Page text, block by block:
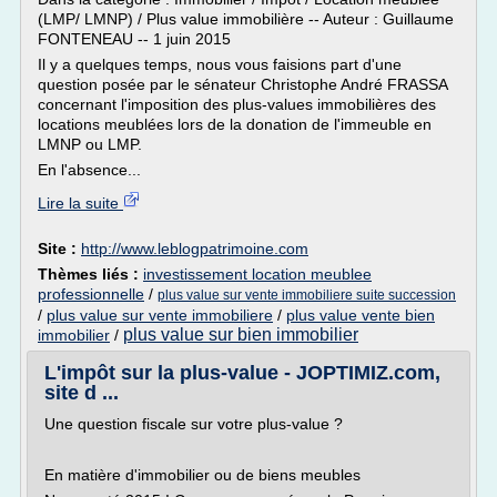
(LMP/ LMNP) / Plus value immobilière -- Auteur : Guillaume
FONTENEAU -- 1 juin 2015
Il y a quelques temps, nous vous faisions part d'une
question posée par le sénateur Christophe André FRASSA
concernant l'imposition des plus-values immobilières des
locations meublées lors de la donation de l'immeuble en
LMNP ou LMP.
En l'absence...
Lire la suite
Site : http://www.leblogpatrimoine.com
Thèmes liés : investissement location meublee
professionnelle / plus value sur vente immobiliere suite succession
/ plus value sur vente immobiliere / plus value vente bien
immobilier / plus value sur bien immobilier
L'impôt sur la plus-value - JOPTIMIZ.com,
site d ...
Une question fiscale sur votre plus-value ?
En matière d'immobilier ou de biens meubles